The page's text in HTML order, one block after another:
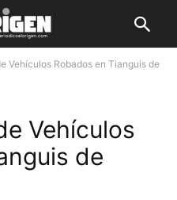
Vehículos Robados en Tianguis de
Vehículos
de